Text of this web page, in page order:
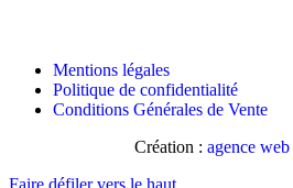
Mentions légales
Politique de confidentialité
Conditions Générales de Vente
Création : agence
Faire défiler vers le haut